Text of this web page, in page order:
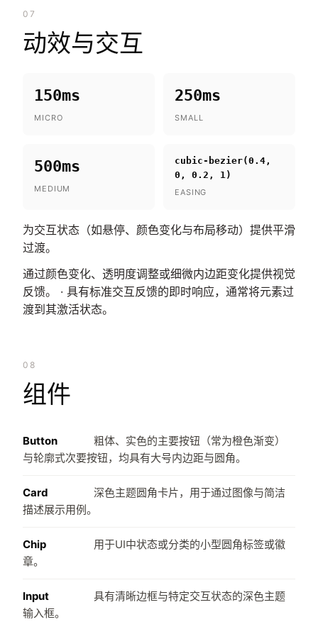
07
动效与交互
150ms
MICRO
250ms
SMALL
500ms
MEDIUM
cubic-bezier(0.4,
0, 0.2, 1)
EASING
为交互状态（如悬停、颜色变化与布局移动）提供平滑
过渡。
通过颜色变化、透明度调整或细微内边距变化提供视觉
反馈。 · 具有标准交互反馈的即时响应，通常将元素过
渡到其激活状态。
08
组件
Button
粗体、实色的主要按钮（常为橙色渐变）
与轮廓式次要按钮，均具有大号内边距与圆角。
Card
深色主题圆角卡片，用于通过图像与简洁
描述展示用例。
Chip
用于UI中状态或分类的小型圆角标签或徽
章。
Input
具有清晰边框与特定交互状态的深色主题
输入框。